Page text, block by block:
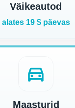
Väikeautod
alates 19 $ päevas
directions_car
Maasturid